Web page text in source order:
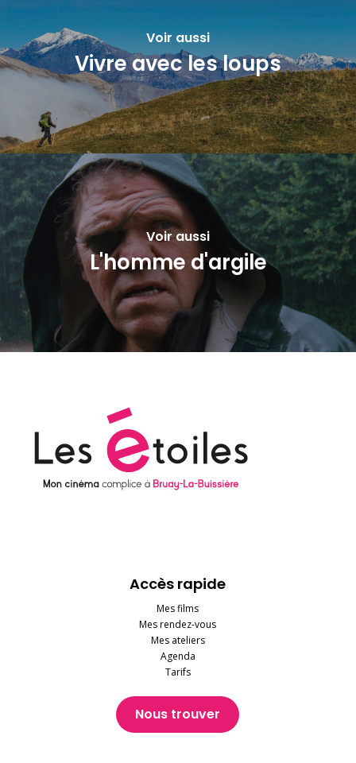
Voir aussi
Vivre avec les loups
Voir aussi
L'homme d'argile
Accès rapide
Mes films
Mes rendez-vous
Mes ateliers
Agenda
Tarifs
Nous trouver